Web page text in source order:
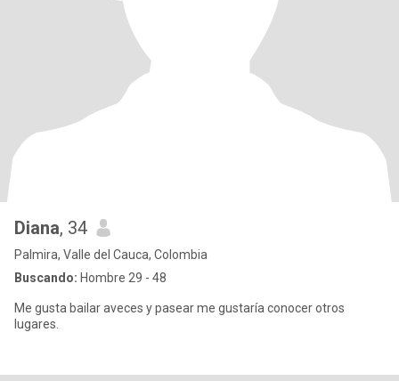
Diana, 34
Palmira, Valle del Cauca, Colombia
Buscando: Hombre 29 - 48
Me gusta bailar aveces y pasear me gustaría conocer otros
lugares.